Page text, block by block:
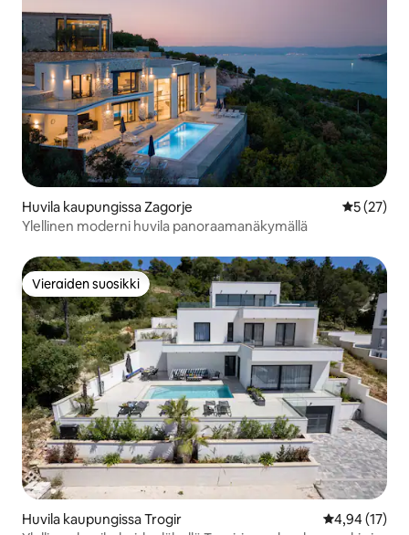
Huvila kaupungissa Zagorje
5 (27)
Ylellinen moderni huvila panoraamanäkymällä
Vieraiden suosikki
Vieraiden suosikki
Huvila kaupungissa Trogir
4,94 (17)